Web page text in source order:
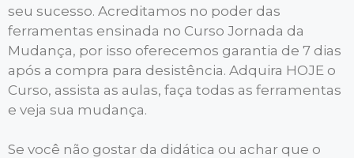
seu sucesso. Acreditamos no poder das
ferramentas ensinada no Curso Jornada da
Mudança, por isso oferecemos garantia de 7 dias
após a compra para desistência. Adquira HOJE o
Curso, assista as aulas, faça todas as ferramentas
e veja sua mudança.
Se você não gostar da didática ou achar que o